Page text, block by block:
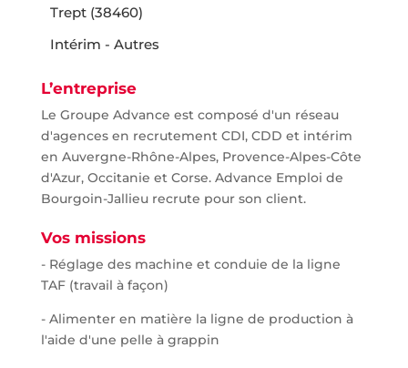
Trept (38460)
Intérim - Autres
L’entreprise
Le Groupe Advance est composé d'un réseau
d'agences en recrutement CDI, CDD et intérim
en Auvergne-Rhône-Alpes, Provence-Alpes-Côte
d'Azur, Occitanie et Corse. Advance Emploi de
Bourgoin-Jallieu recrute pour son client.
Vos missions
- Réglage des machine et conduie de la ligne
TAF (travail à façon)
- Alimenter en matière la ligne de production à
l'aide d'une pelle à grappin